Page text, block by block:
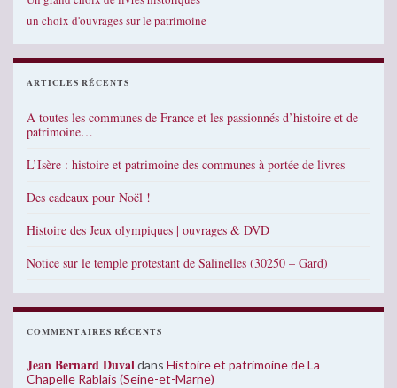
un choix d'ouvrages sur le patrimoine
ARTICLES RÉCENTS
A toutes les communes de France et les passionnés d’histoire et de
patrimoine…
L’Isère : histoire et patrimoine des communes à portée de livres
Des cadeaux pour Noël !
Histoire des Jeux olympiques | ouvrages & DVD
Notice sur le temple protestant de Salinelles (30250 – Gard)
COMMENTAIRES RÉCENTS
Jean Bernard Duvaldans Histoire et patrimoine de La
Chapelle Rablais (Seine-et-Marne)